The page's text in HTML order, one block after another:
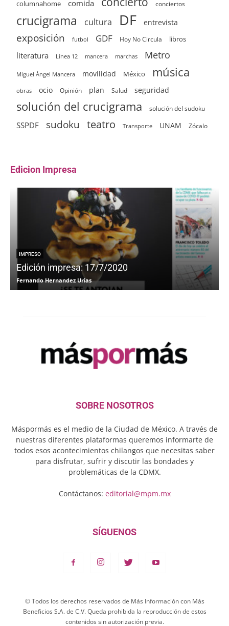
columnahome comida conciertos
crucigrama cultura DF entrevista
exposición futbol GDF Hoy No Circula libros
literatura Línea 12 mancera marchas Metro
Miguel Ángel Mancera movilidad México música
obras ocio Opinión plan Salud seguridad
solución del crucigrama solución del sudoku
SSPDF sudoku teatro Transporte UNAM Zócalo
Edicion Impresa
IMPRESO
Edición impresa: 17/7/2020
Fernando Hernandez Urias
SOBRE NOSOTROS
Máspormás es el medio de la Ciudad de México. A través de
nuestras diferentes plataformas queremos informarte de
todos esos acontecimientos chilangos que necesitas saber
para disfrutar, sufrir y discutir las bondades y
problemáticas de la CDMX.
Contáctanos: editorial@mpm.mx
SÍGUENOS
© Todos los derechos reservados de Más Información con Más
Beneficios S.A. de C.V. Queda prohibida la reproducción de estos
contenidos sin autorización previa.